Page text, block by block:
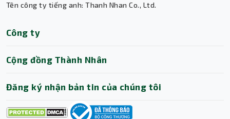
Tên công ty tiếng anh: Thanh Nhan Co., Ltd.
Công ty
Cộng đồng Thành Nhân
Đăng ký nhận bản tin của chúng tôi
Trợ lý AI • Phản hồi tức thì